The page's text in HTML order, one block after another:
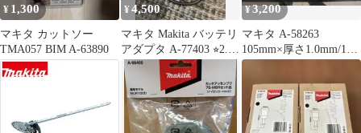
¥ 1,300
マキタ カットソー
TMA057 BIM A-63890
¥4,500
マキタ Makita バッテリ
アダプタ A-77403 ⭐︎2.3
回使用⭐︎
¥3,200
マキタ A-58263
105mm×厚さ1.0mm/10
枚入 3セット